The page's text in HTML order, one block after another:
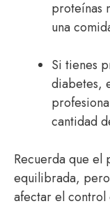
proteínas
una
Si tienes
diabetes,
cantidad
Recuerda que el
equilibrada,
afectar el control